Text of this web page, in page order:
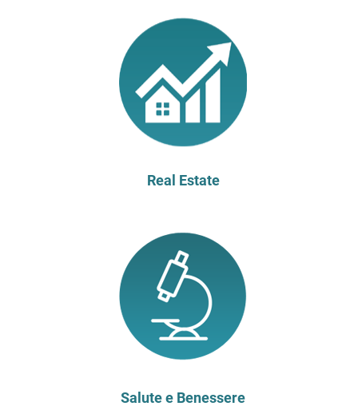
Real Estate
Salute e Benessere